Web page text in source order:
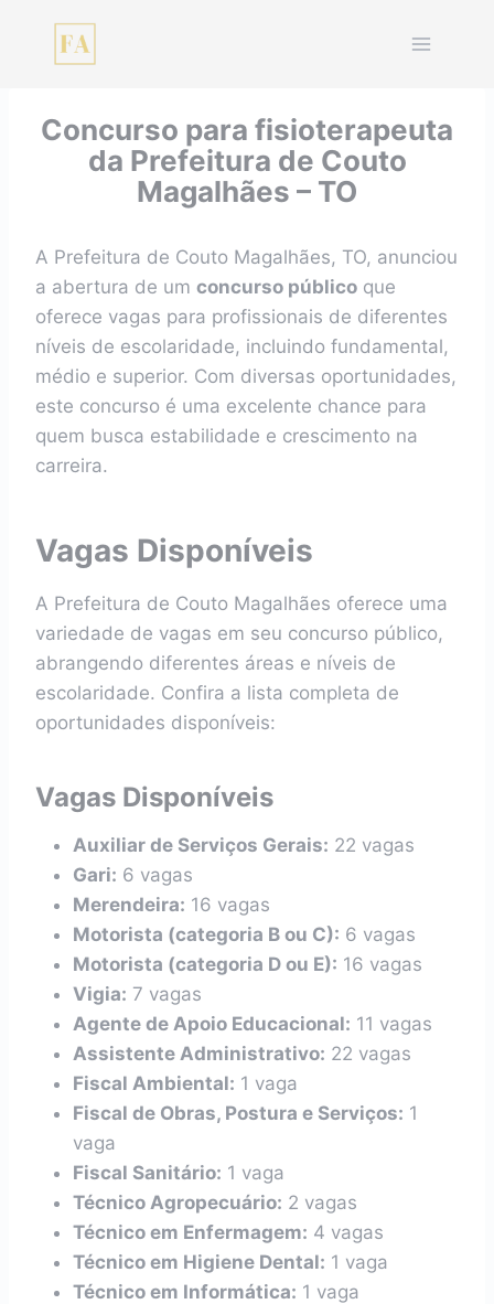
Concurso para fisioterapeuta
da Prefeitura de Couto
Magalhães – TO
A Prefeitura de Couto Magalhães, TO, anunciou
a abertura de um concurso público que
oferece vagas para profissionais de diferentes
níveis de escolaridade, incluindo fundamental,
médio e superior. Com diversas oportunidades,
este concurso é uma excelente chance para
quem busca estabilidade e crescimento na
carreira.
Vagas Disponíveis
A Prefeitura de Couto Magalhães oferece uma
variedade de vagas em seu concurso público,
abrangendo diferentes áreas e níveis de
escolaridade. Confira a lista completa de
oportunidades disponíveis:
Vagas Disponíveis
Auxiliar de Serviços Gerais: 22 vagas
Gari: 6 vagas
Merendeira: 16 vagas
Motorista (categoria B ou C): 6 vagas
Motorista (categoria D ou E): 16 vagas
Vigia: 7 vagas
Agente de Apoio Educacional: 11 vagas
Assistente Administrativo: 22 vagas
Fiscal Ambiental: 1 vaga
Fiscal de Obras, Postura e Serviços: 1
vaga
Fiscal Sanitário: 1 vaga
Técnico Agropecuário: 2 vagas
Técnico em Enfermagem: 4 vagas
Técnico em Higiene Dental: 1 vaga
Técnico em Informática: 1 vaga